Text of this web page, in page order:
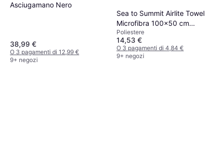
Asciugamano Nero
38,99 €
O 3 pagamenti di 12,99 €
9+ negozi
Sea to Summit Airlite Towel
Microfibra 100x50 cm
Asciugamano Grigio
Poliestere
14,53 €
O 3 pagamenti di 4,84 €
9+ negozi